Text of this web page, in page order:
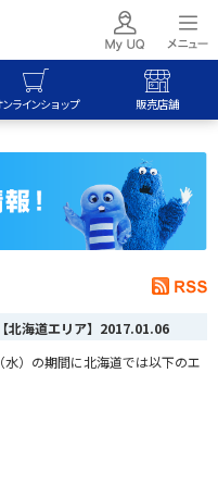
ンラインショップ 販売店舗
海道エリア】 2017.01.06
）の期間に北海道では以下のエ